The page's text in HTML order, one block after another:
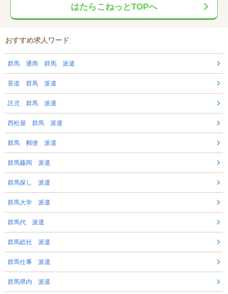
はたらこねっとTOPへ
おすすめ求人ワード
群馬 通商 群馬 派遣
茶道 群馬 派遣
託児 群馬 派遣
西松屋 群馬 派遣
群馬 郵便 派遣
群馬藤岡 派遣
群馬探し 派遣
群馬大学 派遣
群馬代 派遣
群馬総社 派遣
群馬仕事 派遣
群馬県内 派遣